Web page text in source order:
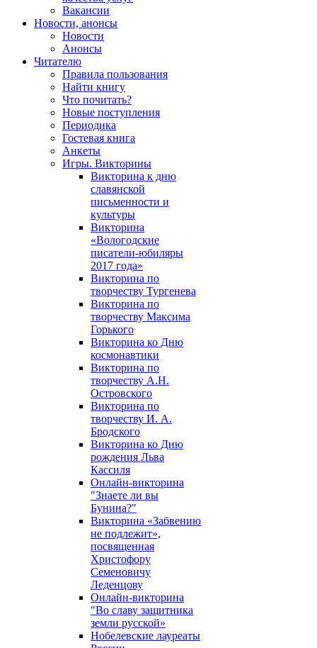
Вакансии
Новости, анонсы
Новости
Анонсы
Читателю
Правила пользования
Найти книгу
Что почитать?
Новые поступления
Периодика
Гостевая книга
Анкеты
Игры. Викторины
Викторина к дню
славянской
письменности и
культуры
Викторина
«Вологодские
писатели-юбиляры
2017 года»
Викторина по
творчеству Тургенева
Викторина по
творчеству Максима
Горького
Викторина ко Дню
космонавтики
Викторина по
творчеству А.Н.
Островского
Викторина по
творчеству И. А.
Бродского
Викторина ко Дню
рождения Льва
Кассиля
Онлайн-викторина
"Знаете ли вы
Бунина?"
Викторина «Забвению
не подлежит»,
посвященная
Христофору
Семеновичу
Леденцову
Онлайн-викторина
"Во славу защитника
земли русской»
Нобелевские лауреаты